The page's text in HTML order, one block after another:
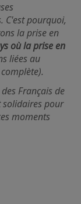
C'est pourquoi,
la prise en
où la prise en
liées au
Français de
solidaires pour
moments